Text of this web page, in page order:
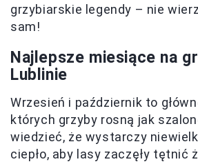
grzybiarskie legendy – nie
sam!
Najlepsze miesiące na
Lublinie
Wrzesień i październik to
których grzyby rosną jak
wiedzieć, że wystarczy
ciepło, aby lasy zaczęły tętnić